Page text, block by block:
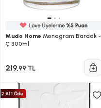
Mudo Home Monogram Bardak -
Ç 300ml
219,99 TL